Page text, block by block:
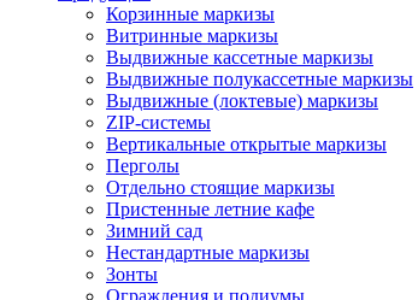
Корзинные маркизы
Витринные маркизы
Выдвижные кассетные маркизы
Выдвижные полукассетные маркизы
Выдвижные (локтевые) маркизы
ZIP-системы
Вертикальные открытые маркизы
Перголы
Отдельно стоящие маркизы
Пристенные летние кафе
Зимний сад
Нестандартные маркизы
Зонты
Ограждения и подиумы